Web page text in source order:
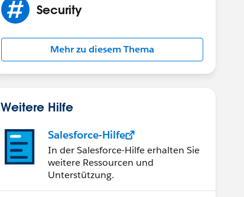
Security
Mehr zu diesem Thema
Weitere Hilfe
Salesforce-Hilfe
In der Salesforce-Hilfe erhalten Sie
weitere Ressourcen und
Unterstützung.